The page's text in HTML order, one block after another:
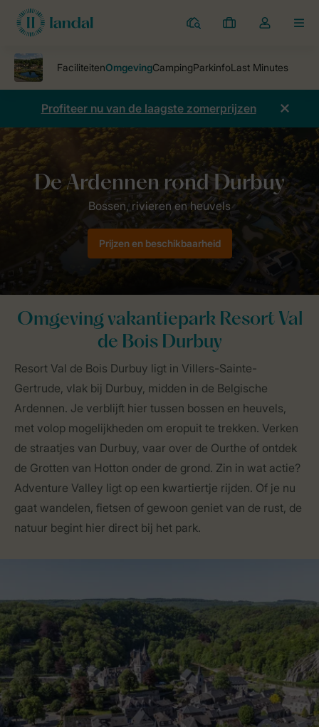
Parken
Mijn
Open
mijn
account
Profiteer nu van de laagste zomerprijzen
Vakantieparken Resort Val de Bois Durbuy Omgeving
Prijzen en beschikbaarheid
Omgeving vakantiepark Resort Val
de Bois Durbuy
Resort Val de Bois Durbuy ligt in Villers-Sainte-
Gertrude, vlak bij Durbuy, midden in de Belgische
Ardennen. Je verblijft hier tussen bossen en heuvels,
met volop mogelijkheden om eropuit te trekken. Verken
de straatjes van Durbuy, vaar over de Ourthe of ontdek
de Grotten van Hotton onder de grond. Zin in wat actie?
Adventure Valley ligt op een kwartiertje rijden. Of je nu
gaat wandelen, fietsen of gewoon geniet van de rust, de
natuur begint hier direct bij het park.